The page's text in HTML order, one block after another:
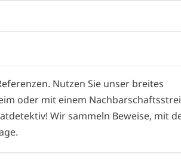
Nutzen Sie unser breites
oder mit einem
Wir sammeln Beweise, mit